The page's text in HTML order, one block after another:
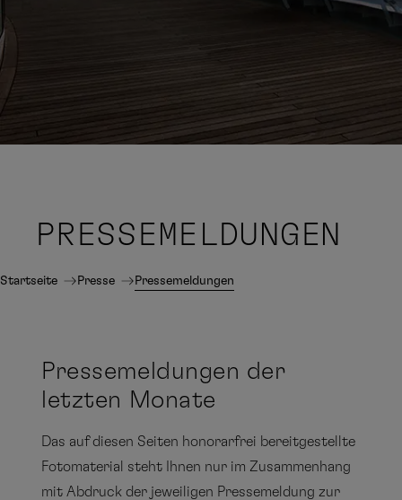
PRESSE MELDUNGEN
Startseite Presse Pressemeldungen
Pressemeldungen der
letzten Monate
Das auf diesen Seiten honorarfrei bereitgestellte
Fotomaterial steht Ihnen nur im Zusammenhang
mit Abdruck der jeweiligen Pressemeldung zur